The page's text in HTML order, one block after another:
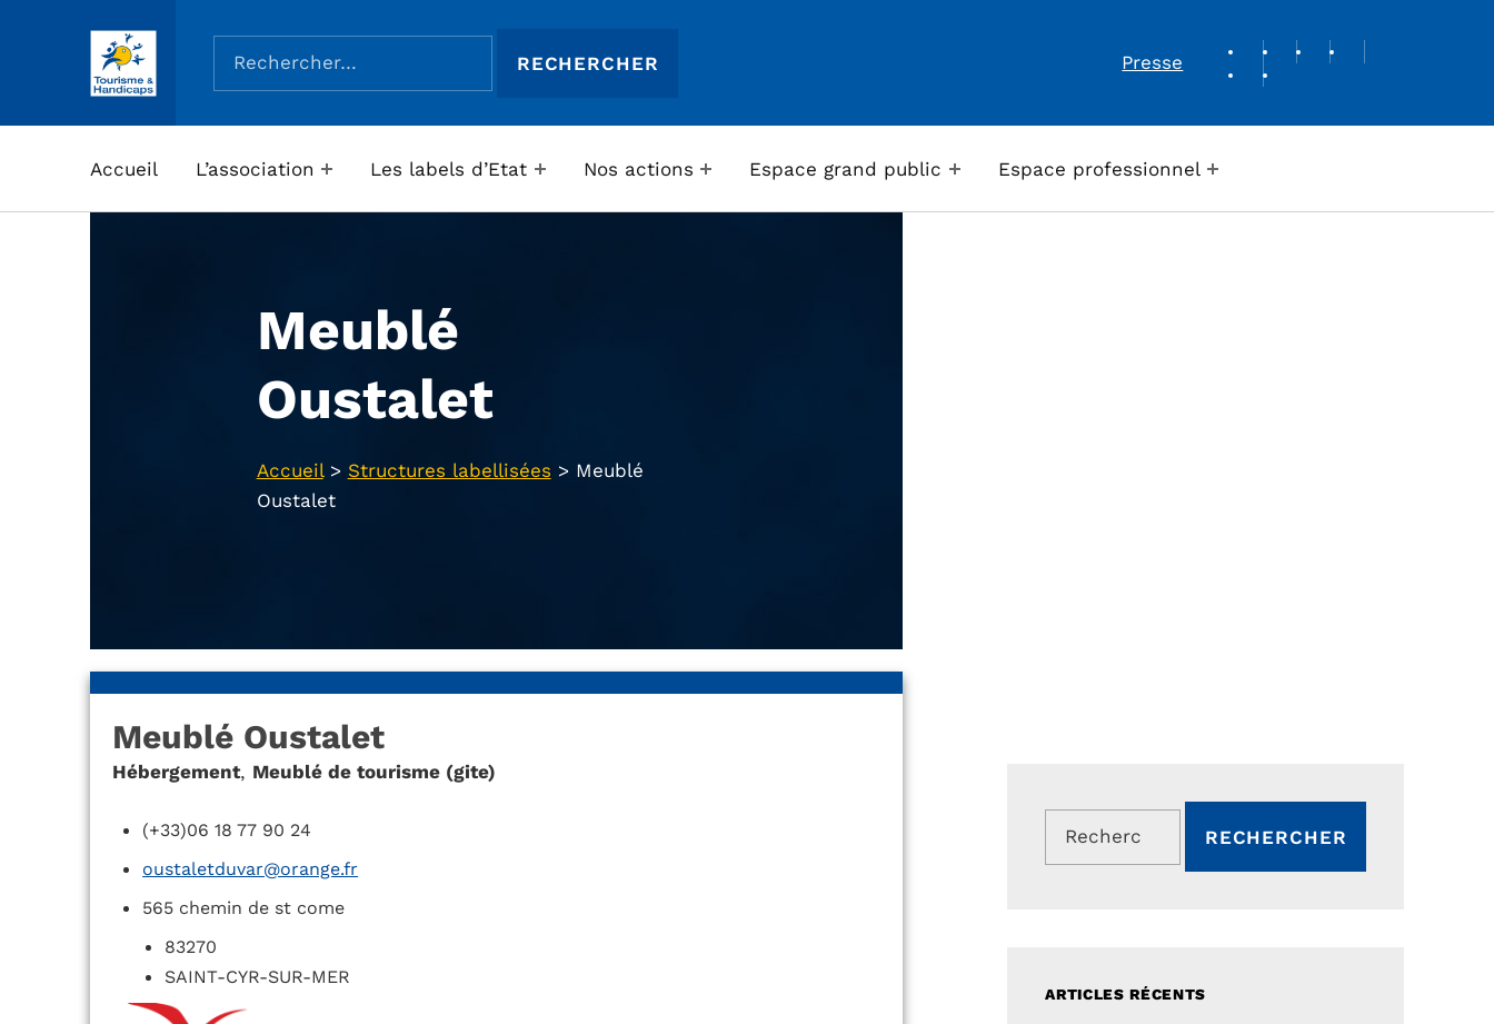
ASSOCIATION TOURISME ET HANDICAPS
Rechercher :
Presse
REVUE DE PRESSE
Accueil L’association Les labels d’Etat Nos actions Espace grand public Espace professionnel
Meublé
Oustalet
Accueil> Structures labellisées > Meublé
Oustalet
Meublé Oustalet
Hébergement, Meublé de tourisme (gite)
(+33)06 18 77 90 24
oustaletduvar@orange.fr
565 chemin de st come
83270
SAINT-CYR-SUR-MER
Rechercher :
ARTICLES RÉCENTS